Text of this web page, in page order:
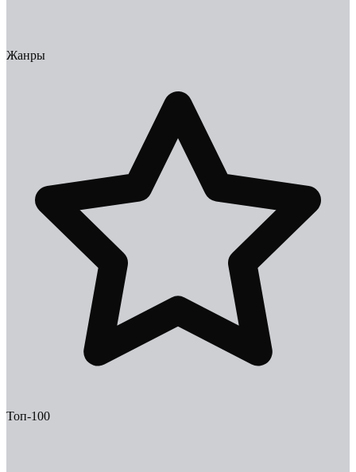
Жанры
Топ-100